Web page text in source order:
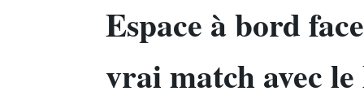
Espace à bord
vrai match avec